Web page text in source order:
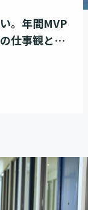
。年間MVP
仕事観と